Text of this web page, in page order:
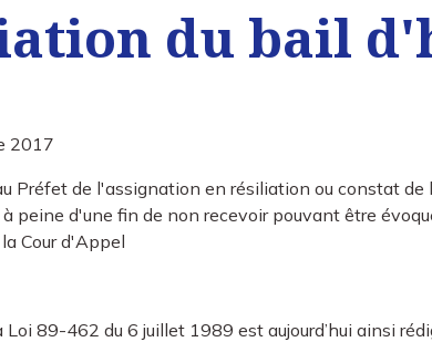
du bail
2017
Préfet de l'assignation en résiliation ou constat
à peine d'une fin de non recevoir pouvant être
Cour d'Appel
Loi 89-462 du 6 juillet 1989 est aujourd’hui ainsi